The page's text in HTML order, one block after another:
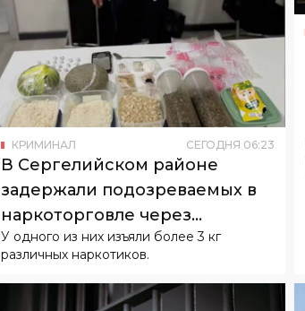
КРИМИНАЛ СЕГОДНЯ 06:23
В Сергелийском районе
задержали подозреваемых в
наркоторговле через
«закладки»
У одного из них изъяли более 3 кг
различных наркотиков.